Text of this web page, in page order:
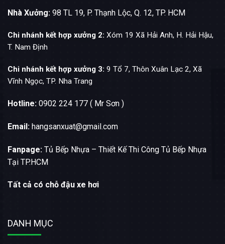
Nhà Xưởng: 98 TL 19, P. Thạnh Lộc, Q. 12, TP. HCM
Chi nhánh kết hợp xưởng 2: Xóm 19 Xã Hải Anh, H. Hải Hậu,
T. Nam Định
Chi nhánh kết hợp xưởng 3: 9 Tổ 7, Thôn Xuân Lạc 2, Xã
Vĩnh Ngọc, TP. Nha Trang
Hotline: 0902 224 177 ( Mr Sơn )
Email: hangsanxuat@gmail.com
Fanpage: Tủ Bếp Nhựa – Thiết Kế Thi Công Tủ Bếp Nhựa
Tại TP.HCM
Tất cả có chỗ đậu xe hơi
DANH MỤC